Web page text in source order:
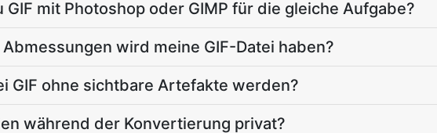
GIF mit Photoshop oder GIMP für die gleiche Aufgabe?
wird meine GIF-Datei haben?
GIF ohne sichtbare Artefakte werden?
während der Konvertierung privat?